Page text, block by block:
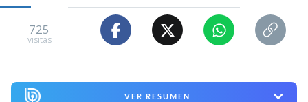
725
visitas
VER RESUMEN